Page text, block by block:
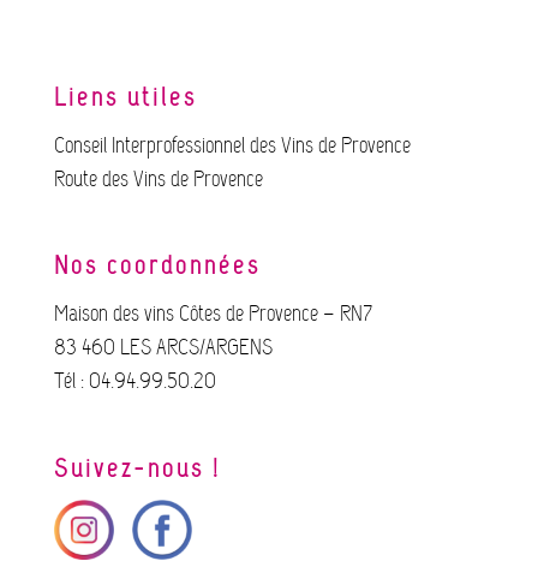
Liens utiles
Conseil Interprofessionnel des Vins de Provence
Route des Vins de Provence
Nos coordonnées
Maison des vins Côtes de Provence – RN7
83 460 LES ARCS/ARGENS
Tél : 04.94.99.50.20
Suivez-nous !